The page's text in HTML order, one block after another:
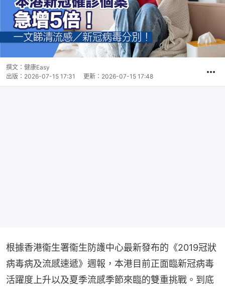
撰文： 健康Easy
出版： 2026-07-15 17:31 更新： 2026-07-15 17:48
根據香港衞生署衞生防護中心最新發布的《2019冠狀
病毒病及流感速遞》週報，本港目前正面臨新冠病毒
活躍度上升以及夏季流感季節來臨的雙重挑戰。到底